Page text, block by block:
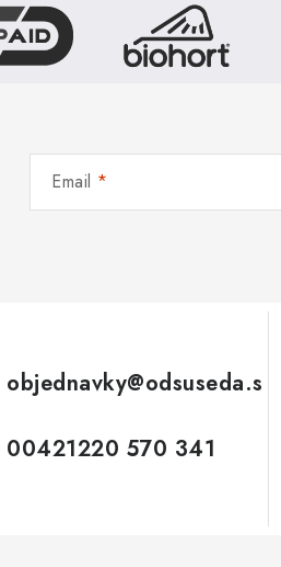
Email
objednavky@odsuseda.s
00421220 570 341